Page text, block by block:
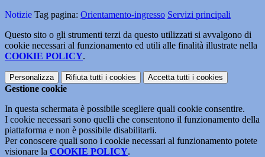
Notizie Tag pagina: Orientamento-ingresso Servizi principali
Questo sito o gli strumenti terzi da questo utilizzati si avvalgono di
cookie necessari al funzionamento ed utili alle finalità illustrate nella
COOKIE POLICY.
Personalizza Rifiuta tutti i cookies Accetta tutti i cookies
Gestione cookie
In questa schermata è possibile scegliere quali cookie consentire.
I cookie necessari sono quelli che consentono il funzionamento della
piattaforma e non è possibile disabilitarli.
Per conoscere quali sono i cookie necessari al funzionamento potete
visionare la COOKIE POLICY.